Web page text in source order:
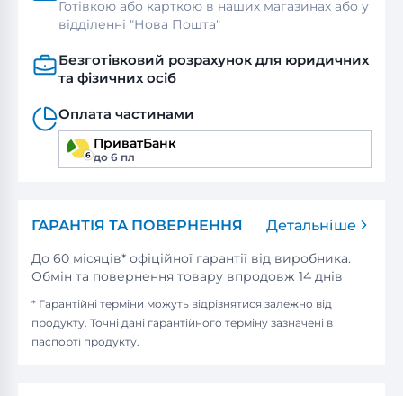
Готівкою або карткою в наших магазинах або у
відділенні "Нова Пошта"
Безготівковий розрахунок для юридичних
та фізичних осіб
Оплата частинами
ПриватБанк
до 6 пл
ГАРАНТІЯ ТА ПОВЕРНЕННЯ Детальніше
До 60 місяців* офіційної гарантії від виробника.
Обмін та повернення товару впродовж 14 днів
* Гарантійні терміни можуть відрізнятися залежно від
продукту. Точні дані гарантійного терміну зазначені в
паспорті продукту.